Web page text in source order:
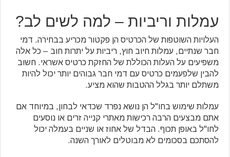
עמלות וריביות – למה לשים לב?
העלויות השוטפות של הכרטיס הן פקטור מכריע בבחירה. דמי
חבר שנתיים, עמלות חיוב חוץ, ריביות על יתרות חוב – כל אלה
משפיעים על העלות הכוללת של החזקת כרטיס אשראי. חשוב
להבין שלפעמים כרטיס עם דמי חבר גבוהים יותר יכול להיות
משתלם יותר בגלל ההטבות שהוא מציע.
עמלות שימוש בחו"ל הן נושא נפרד שכדאי לבחון, במיוחד אם
אתם מבצעים הרבה רכישות מאתרי קנייה זרים או נוסעים
לחו"ל באופן תכוף. הבדל של אחוז או שניים בעמלה יכול
להסתכם בסכומים לא מבוטלים לאורך השנה.